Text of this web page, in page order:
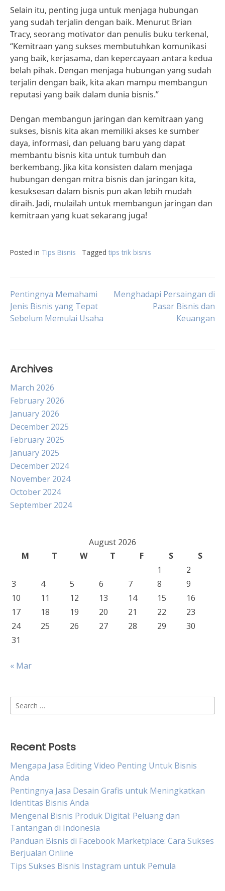
Selain itu, penting juga untuk menjaga hubungan
yang sudah terjalin dengan baik. Menurut Brian
Tracy, seorang motivator dan penulis buku terkenal,
“Kemitraan yang sukses membutuhkan komunikasi
yang baik, kerjasama, dan kepercayaan antara kedua
belah pihak. Dengan menjaga hubungan yang sudah
terjalin dengan baik, kita akan mampu membangun
reputasi yang baik dalam dunia bisnis.”
Dengan membangun jaringan dan kemitraan yang
sukses, bisnis kita akan memiliki akses ke sumber
daya, informasi, dan peluang baru yang dapat
membantu bisnis kita untuk tumbuh dan
berkembang. Jika kita konsisten dalam menjaga
hubungan dengan mitra bisnis dan jaringan kita,
kesuksesan dalam bisnis pun akan lebih mudah
diraih. Jadi, mulailah untuk membangun jaringan dan
kemitraan yang kuat sekarang juga!
Posted in Tips Bisnis Tagged tips trik bisnis
Post
navigation
Pentingnya Memahami
Jenis Bisnis yang Tepat
Sebelum Memulai Usaha
Menghadapi Persaingan di
Pasar Bisnis dan
Keuangan
Archives
March 2026
February 2026
January 2026
December 2025
February 2025
January 2025
December 2024
November 2024
October 2024
September 2024
August 2026
M
T W T F S
S
1
2
3
4 5 6 7 8
9
10
11 12 13 14 15
16
17
18 19 20 21 22
23
24
25 26 27 28 29
30
31
« Mar
Search
for:
Recent Posts
Mengapa Jasa Editing Video Penting Untuk Bisnis
Anda
Pentingnya Jasa Desain Grafis untuk Meningkatkan
Identitas Bisnis Anda
Mengenal Bisnis Produk Digital: Peluang dan
Tantangan di Indonesia
Panduan Bisnis di Facebook Marketplace: Cara Sukses
Berjualan Online
Tips Sukses Bisnis Instagram untuk Pemula